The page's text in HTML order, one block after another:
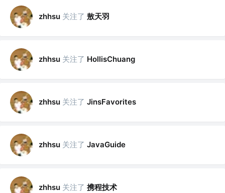
zhhsu 关注了 敖天羽
zhhsu 关注了 HollisChuang
zhhsu 关注了 JinsFavorites
zhhsu 关注了 JavaGuide
zhhsu 关注了 携程技术